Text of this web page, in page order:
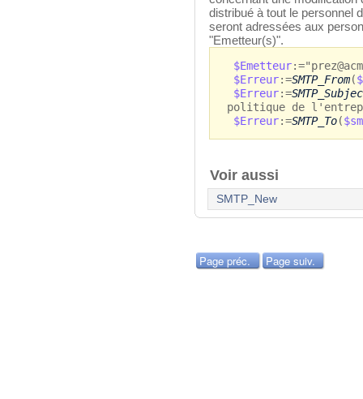
distribué à tout le personnel
seront adressées aux
"Emetteur(s)".
$Emetteur
$Erreur:=SMTP_From(
$Erreur:=
politique de
$Erreur:=SMTP_To(
Voir aussi
SMTP_New
Page préc. Page suiv.